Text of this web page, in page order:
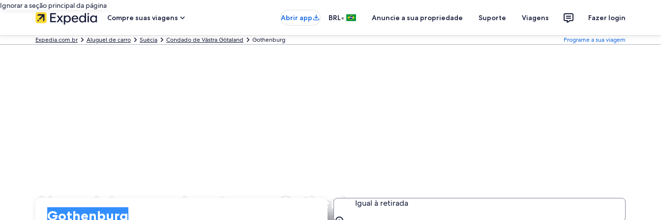
Ignorar a seção principal da página
Compre suas viagens
Abrir app BRL• Anuncie a sua propriedade Suporte Viagens Fazer login
Expedia.com.br Aluguel de carro Suécia Condado de Västra Götaland Gothenburg Programe a sua viagem
Aluguel de carros baratos em Gothenburg
Gothenburg
Igual à retirada